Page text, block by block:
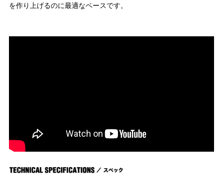
を作り上げるのに最適なベースです。